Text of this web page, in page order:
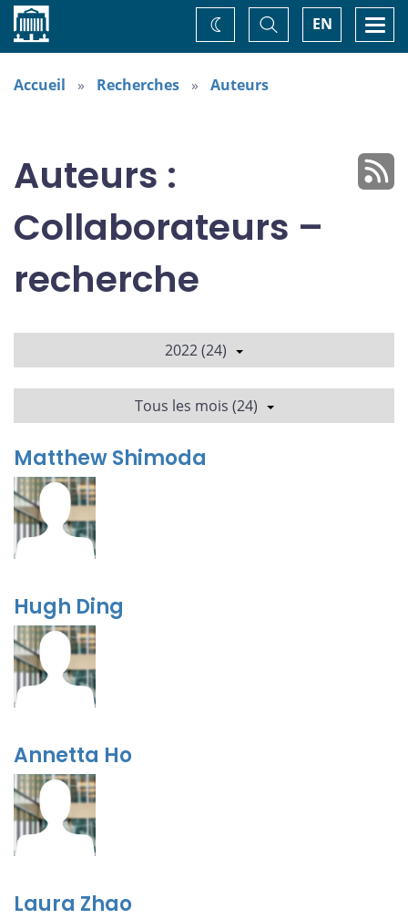
Accueil EN
Basculer
la
recherche
Changez
de
thème
Accueil Recherches Auteurs
Auteurs :
Collaborateurs –
recherche
2022 (24)
Tous les mois (24)
Matthew Shimoda
Hugh Ding
Annetta Ho
Laura Zhao